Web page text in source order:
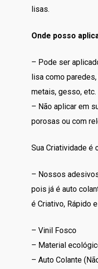
lisas.
Onde posso
– Pode ser
lisa como
metais, gesso, etc.
– Não aplicar em
porosas ou com
Sua Criatividade é
– Nossos
pois já é auto
é Criativo, Rápido
– Vinil Fosco
– Material
– Auto Colante